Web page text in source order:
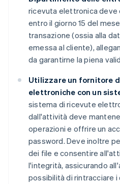
ricevuta elettronica deve
entro il giorno 15 del
transazione (ossia alla
emessa al cliente),
da garantirne la piena
Utilizzare un fornitore
elettroniche con un
sistema di ricevute
dall'attività deve
operazioni e offrire un
password. Deve inoltre
dei file e consentire
l'integrità, assicurando
possibilità di rintracciare i